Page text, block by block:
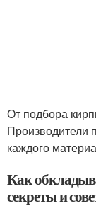
От подбора
Производители
каждого
Как
секреты и